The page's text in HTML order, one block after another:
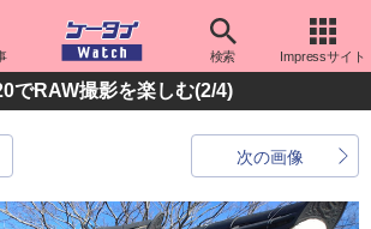
検索 Impressサイト
でRAW撮影を楽しむ(2/4)
次の画像